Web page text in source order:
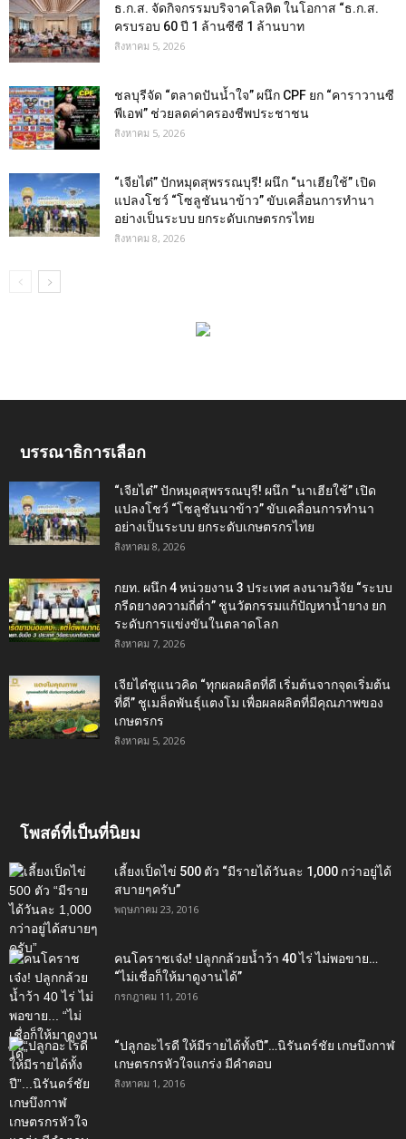
ธ.ก.ส. จัดกิจกรรมบริจาคโลหิต ในโอกาส “ธ.ก.ส.
ครบรอบ 60 ปี 1 ล้านซีซี 1 ล้านบาท
สิงหาคม 5, 2026
ชลบุรีจัด “ตลาดปันน้ำใจ” ผนึก CPF ยก “คาราวานซี
พีเอฟ” ช่วยลดค่าครองชีพประชาชน
สิงหาคม 5, 2026
“เจียไต๋” ปักหมุดสุพรรณบุรี! ผนึก “นาเฮียใช้” เปิด
แปลงโชว์ “โซลูชันนาข้าว” ขับเคลื่อนการทำนา
อย่างเป็นระบบ ยกระดับเกษตรกรไทย
สิงหาคม 8, 2026
บรรณาธิการเลือก
“เจียไต๋” ปักหมุดสุพรรณบุรี! ผนึก “นาเฮียใช้” เปิด
แปลงโชว์ “โซลูชันนาข้าว” ขับเคลื่อนการทำนา
อย่างเป็นระบบ ยกระดับเกษตรกรไทย
สิงหาคม 8, 2026
กยท. ผนึก 4 หน่วยงาน 3 ประเทศ ลงนามวิจัย “ระบบ
กรีดยางความถี่ต่ำ” ชูนวัตกรรมแก้ปัญหาน้ำยาง ยก
ระดับการแข่งขันในตลาดโลก
สิงหาคม 7, 2026
เจียไต๋ชูแนวคิด “ทุกผลผลิตที่ดี เริ่มต้นจากจุดเริ่มต้น
ที่ดี” ชูเมล็ดพันธุ์แตงโม เพื่อผลผลิตที่มีคุณภาพของ
เกษตรกร
สิงหาคม 5, 2026
โพสต์ที่เป็นที่นิยม
เลี้ยงเป็ดไข่ 500 ตัว “มีรายได้วันละ 1,000 กว่าอยู่ได้
สบายๆครับ”
พฤษภาคม 23, 2016
คนโคราชเจ๋ง! ปลูกกล้วยน้ำว้า 40 ไร่ ไม่พอขาย…
“ไม่เชื่อก็ให้มาดูงานได้”‬
กรกฎาคม 11, 2016
“ปลูกอะไรดี ให้มีรายได้ทั้งปี”…นิรันดร์ชัย เกษบึงกาฬ
เกษตรกรหัวใจแกร่ง มีคำตอบ
สิงหาคม 1, 2016